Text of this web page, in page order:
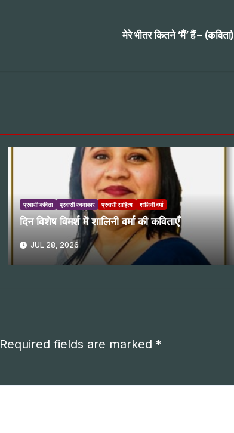
मेरे भीतर कितने ‘मैं’ हैं – (कविता)
प्रवासी कविता प्रवासी रचनाकार प्रवासी साहित्य शालिनी वर्मा
दिन विशेष विमर्श में शालिनी वर्मा की कविताएँ
JUL 28, 2026
Required fields are marked *